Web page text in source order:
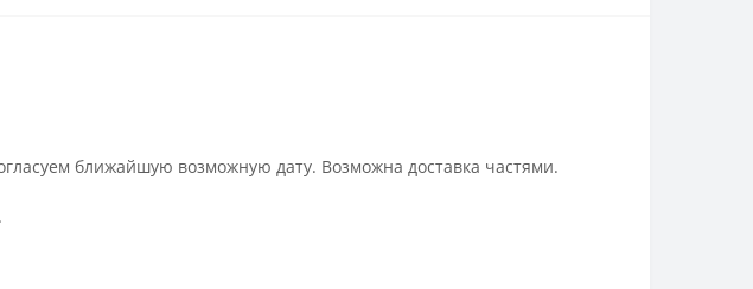
ближайшую возможную дату. Возможна доставка частями.